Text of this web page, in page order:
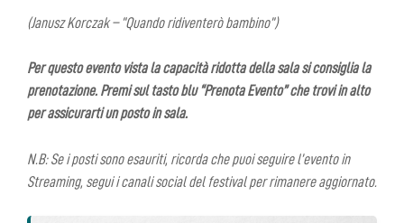
(Janusz Korczak – “Quando ridiventerò bambino”)
Per questo evento vista la capacità ridotta della sala si consiglia la
prenotazione. Premi sul tasto blu “Prenota Evento” che trovi in alto
per assicurarti un posto in sala.
N.B: Se i posti sono esauriti, ricorda che puoi seguire l’evento in
Streaming, segui i canali social del festival per rimanere aggiornato.